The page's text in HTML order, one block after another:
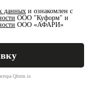
данных и ознакомлен с
ООО "Куформ" и
ООО «АФАРИ»
Qform.io